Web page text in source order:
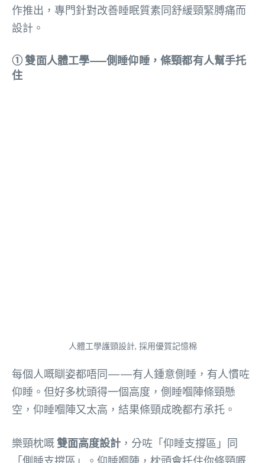
作推出，專門針對改善睡眠質素同舒緩頸緊膊痛而
設計。
① 雙面人體工學——側睡仰睡，條頸都有人幫手托
住
人體工學護頸設計, 採用優質記憶棉
每個人嘅瞓姿都唔同——有人鍾意側睡，有人慣咗
仰睡。但好多枕頭得一個高度，側睡嗰陣條頸懸
空，仰睡嗰陣又太高，結果條頸成晚都冇承托。
樂頸枕嘅雙面高度設計 ，分咗「仰睡支撐區」同